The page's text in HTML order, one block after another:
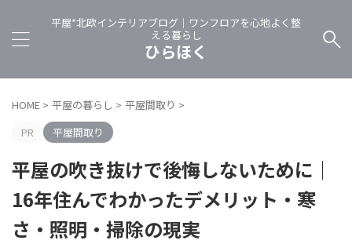
平屋*北欧インテリアブログ｜ワンフロアを心地よく整
える暮らし
ひらほく
HOME > 平屋の暮らし > 平屋間取り >
PR
平屋間取り
平屋の吹き抜けで後悔しないために｜
16年住んでわかったデメリット・寒
さ・照明・掃除の現実